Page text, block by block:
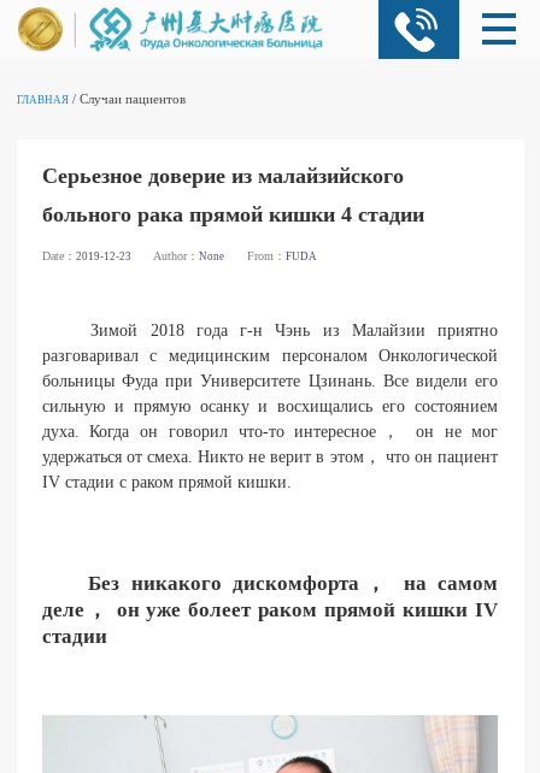
ГЛАВНАЯ/ Случаи пациентов
Серьезное доверие из малайзийского
больного рака прямой кишки 4 стадии
Date： 2019-12-23 Author：None From： FUDA
Зимой 2018 года г-н Чэнь из Малайзии приятно
разговаривал с медицинским персоналом Онкологической
больницы Фуда при Университете Цзинань. Все видели его
сильную и прямую осанку и восхищались его состоянием
духа. Когда он говорил что-то интересное， он не мог
удержаться от смеха. Никто не верит в этом， что он пациент
IV стадии с раком прямой кишки.
Без никакого дискомфорта， на самом
деле， он уже болеет раком прямой кишки IV
стадии